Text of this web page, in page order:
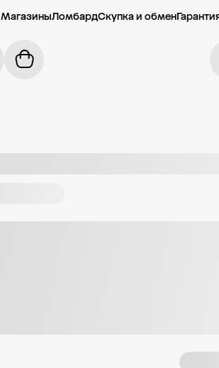
МагазиныЛомбардСкупка и обмен